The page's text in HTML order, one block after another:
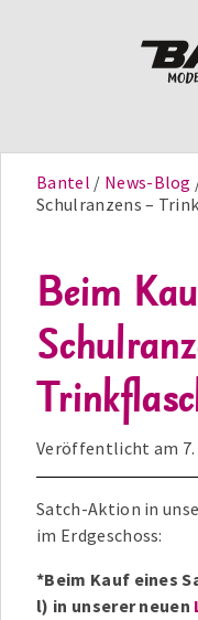
Bantel News-Blog
Schulranzens –
Beim
Veröffentlicht am
Satch-Aktion in
im Erdgeschoss:
*Beim Kauf eines
l) in unserer neuen